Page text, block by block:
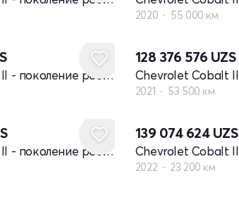
2020 55 000 км
Chevrolet Cobalt II - поколение рестайлинг
128 376 576 UZS
2021 53 500 км
Chevrolet Cobalt II - поколение рестайлинг
139 074 624 UZS
2022 23 200 км